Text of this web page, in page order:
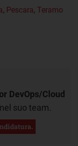
, Pescara, Teramo
DevOps/Cloud
suo team.